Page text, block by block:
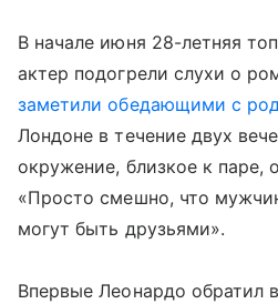
В начале июня 28-летняя
актер подогрели слухи о
заметили обедающими с
Лондоне в течение двух
окружение, близкое к паре,
«Просто смешно, что
могут быть друзьями».
Впервые Леонардо обратил